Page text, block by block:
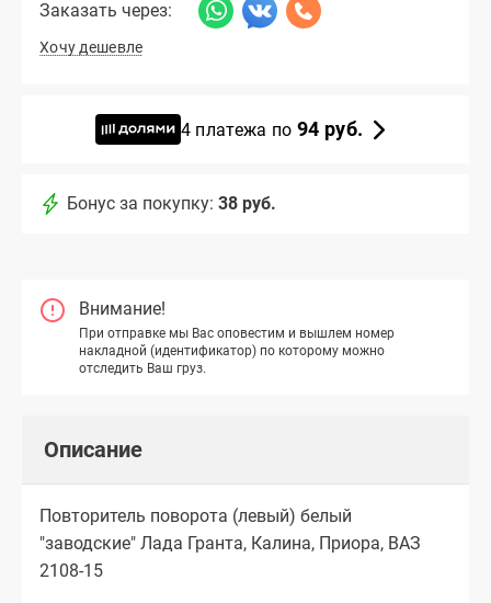
Заказать через:
Хочу дешевле
4 платежа по 94 руб.
Бонус за покупку: 38 руб.
Внимание!
При отправке мы Вас оповестим и вышлем номер
накладной (идентификатор) по которому можно
отследить Ваш груз.
Описание
Повторитель поворота (левый) белый
"заводские" Лада Гранта, Калина, Приора, ВАЗ
2108-15